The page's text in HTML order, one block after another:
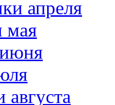
апреля
мая
августа